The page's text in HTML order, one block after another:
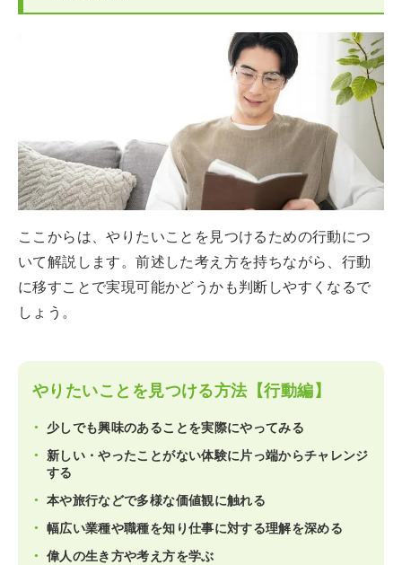
ここからは、やりたいことを見つけるための行動につ
いて解説します。前述した考え方を持ちながら、行動
に移すことで実現可能かどうかも判断しやすくなるで
しょう。
やりたいことを見つける方法【行動編】
少しでも興味のあることを実際にやってみる
新しい・やったことがない体験に片っ端からチャレンジ
する
本や旅行などで多様な価値観に触れる
幅広い業種や職種を知り仕事に対する理解を深める
偉人の生き方や考え方を学ぶ